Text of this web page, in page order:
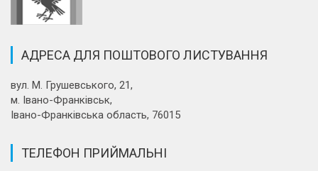
АДРЕСА ДЛЯ ПОШТОВОГО ЛИСТУВАННЯ
вул. М. Грушевського, 21,
м. Івано-Франківськ,
Івано-Франківська область, 76015
ТЕЛЕФОН ПРИЙМАЛЬНІ